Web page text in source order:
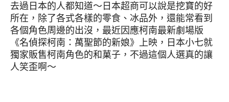
去過日本的人都知道～日本超商可以說是挖寶的好
所在，除了各式各樣的零食、冰品外，還能常看到
各個角色周邊的出沒，最近因應柯南最新劇場版
《名偵探柯南：萬聖節的新娘》上映，日本小七就
獨家販售柯南角色的和菓子，不過這個人選真的讓
人笑歪啊～